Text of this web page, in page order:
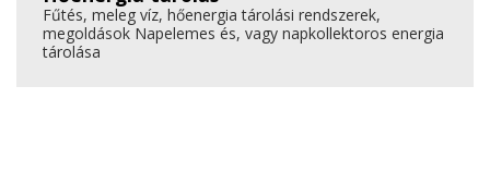
Fűtés, meleg víz, hőenergia tárolási rendszerek,
megoldások Napelemes és, vagy napkollektoros energia
tárolása